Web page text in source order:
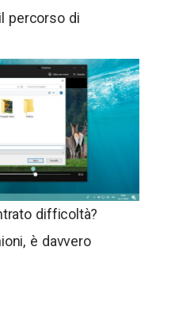
percorso di
difficoltà?
è davvero